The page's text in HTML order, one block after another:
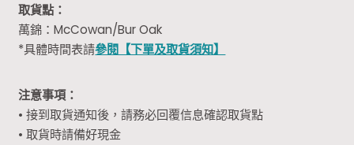
取貨點：
萬錦：McCowan/Bur Oak
*具體時間表請參閱【下單及取貨須知】
注意事項：
• 接到取貨通知後，請務必回覆信息確認取貨點
• 取貨時請備好現金